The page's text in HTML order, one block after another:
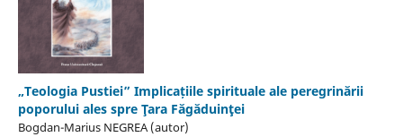
„Teologia Pustiei” Implicațiile spirituale ale peregrinării
poporului ales spre Ţara Făgăduinţei
Bogdan-Marius NEGREA (autor)